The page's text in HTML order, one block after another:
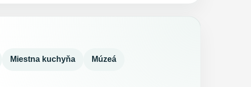
Miestna kuchyňa Múzeá